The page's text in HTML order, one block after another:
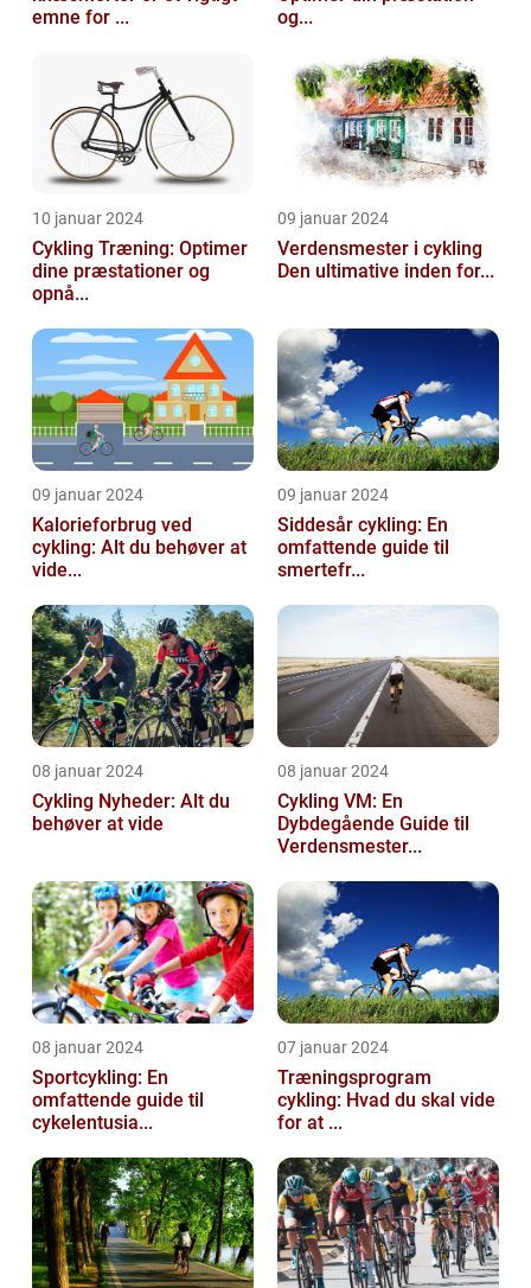
emne for ...
og...
10 januar 2024
Cykling Træning: Optimer
dine præstationer og
opnå...
09 januar 2024
Verdensmester i cykling
Den ultimative inden for...
09 januar 2024
Kalorieforbrug ved
cykling: Alt du behøver at
vide...
09 januar 2024
Siddesår cykling: En
omfattende guide til
smertefr...
08 januar 2024
Cykling Nyheder: Alt du
behøver at vide
08 januar 2024
Cykling VM: En
Dybdegående Guide til
Verdensmester...
08 januar 2024
Sportcykling: En
omfattende guide til
cykelentusia...
07 januar 2024
Træningsprogram
cykling: Hvad du skal vide
for at ...